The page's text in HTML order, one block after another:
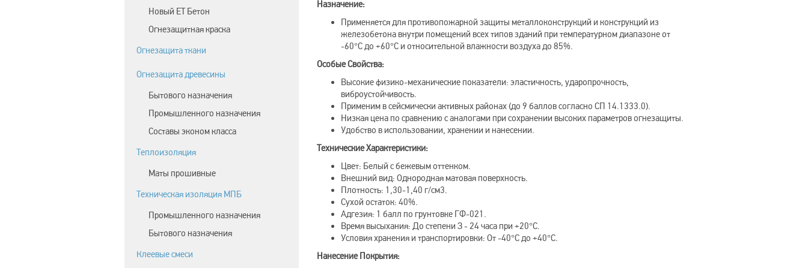
Новый ЕТ Бетон
Огнезащитная краска
Огнезащита ткани
Огнезащита древесины
Бытового назначения
Промышленного назначения
Составы эконом класса
Теплоизоляция
Маты прошивные
Техническая изоляция МПБ
Промышленного назначения
Бытового назначения
Клеевые смеси
Назначение:
Применяется для противопожарной защиты металлоконструкций и конструкций из
железобетона внутри помещений всех типов зданий при температурном диапазоне от
-60°C до +60°C и относительной влажности воздуха до 85%.
Особые Свойства:
Высокие физико-механические показатели: эластичность, ударопрочность,
виброустойчивость.
Применим в сейсмически активных районах (до 9 баллов согласно СП 14.1333.0).
Низкая цена по сравнению с аналогами при сохранении высоких параметров огнезащиты.
Удобство в использовании, хранении и нанесении.
Технические Характеристики:
Цвет: Белый с бежевым оттенком.
Внешний вид: Однородная матовая поверхность.
Плотность: 1,30-1,40 г/см3.
Сухой остаток: 40%.
Адгезия: 1 балл по грунтовке ГФ-021.
Время высыхания: До степени З - 24 часа при +20°C.
Условия хранения и транспортировки: От -40°C до +40°C.
Нанесение Покрытия: